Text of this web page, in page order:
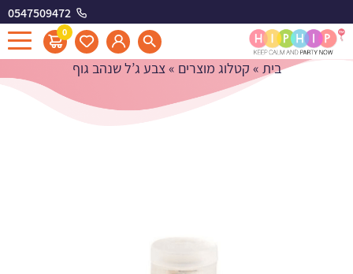
0547509472
0
צבע ג'ל שנהב גוף
בית » קטלוג מוצרים »צבע ג’ל שנהב גוף